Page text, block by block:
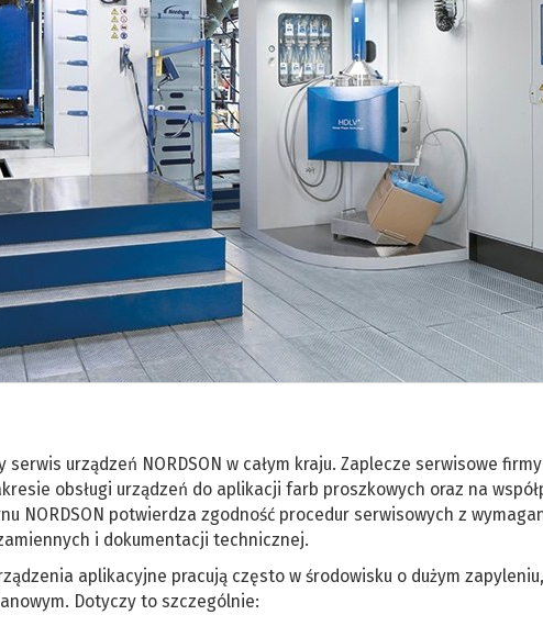
serwis urządzeń NORDSON w całym kraju. Zaplecze serwisowe
obsługi urządzeń do aplikacji farb proszkowych oraz na
NORDSON potwierdza zgodność procedur serwisowych z
i dokumentacji technicznej.
aplikacyjne pracują często w środowisku o dużym
Dotyczy to szczególnie: